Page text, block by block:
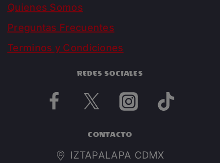
Quienes Somos
Preguntas Frecuentes
Terminos y Condiciones
REDES SOCIALES
CONTACTO
IZTAPALAPA CDMX